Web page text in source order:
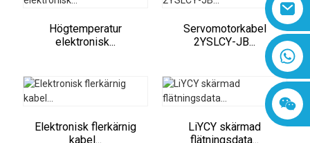
Högtemperatur
elektronisk...
Servomotorkabel
2YSLCY-JB...
Elektronisk flerkärnig
kabel...
LiYCY skärmad
flätningsdata...